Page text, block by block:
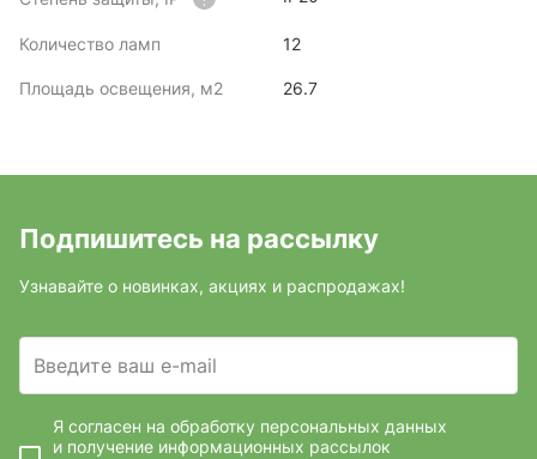
Количество ламп 12
Площадь освещения, м2 26.7
Подпишитесь на рассылку
Узнавайте о новинках, акциях и распродажах!
Введите ваш e-mail
Я согласен на обработку персональных данных
и получение информационных рассылок